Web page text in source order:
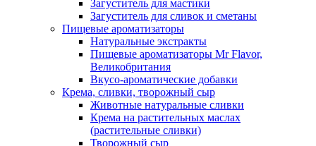
Загуститель для мастики
Загуститель для сливок и сметаны
Пищевые ароматизаторы
Натуральные экстракты
Пищевые ароматизаторы Mr Flavor,
Великобритания
Вкусо-ароматические добавки
Крема, сливки, творожный сыр
Животные натуральные сливки
Крема на растительных маслах
(растительные сливки)
Творожный сыр